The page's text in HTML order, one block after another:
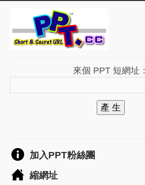
來個 PPT 短網址：
產 生
加入PPT粉絲團
縮網址